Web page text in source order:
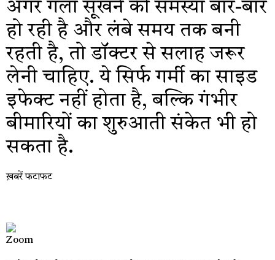
अगर गला सूखने की समस्या बार-बार
हो रही है और लंबे समय तक बनी
रहती है, तो डॉक्टर से सलाह जरूर
लेनी चाहिए. ये सिर्फ गर्मी का साइड
इफेक्ट नहीं होता है, बल्कि गंभीर
बीमारियों का शुरुआती संकेत भी हो
सकता है.
ख़बरें फटाफट